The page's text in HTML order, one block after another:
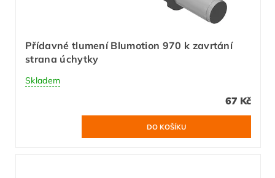
Přídavné tlumení Blumotion 970 k zavrtání
strana úchytky
Skladem
67 Kč